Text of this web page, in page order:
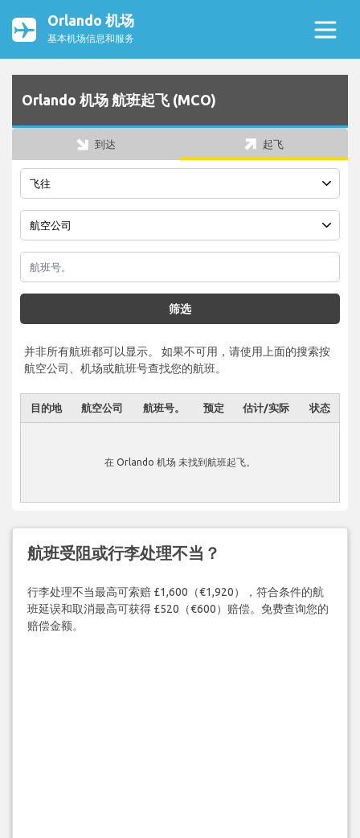
Orlando 机场
基本机场信息和服务
Orlando 机场 航班起飞 (MCO)
到达 起飞
筛选
并非所有航班都可以显示。 如果不可用，请使用上面的搜索按
航空公司、机场或航班号查找您的航班。
目的地 航空公司 航班号。 预定 估计/实际 状态
在 Orlando 机场 未找到航班起飞。
航班受阻或行李处理不当？
行李处理不当最高可索赔 £1,600（€1,920），符合条件的航
班延误和取消最高可获得 £520（€600）赔偿。免费查询您的
赔偿金额。